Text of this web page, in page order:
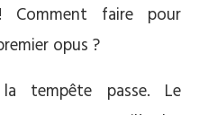
faire pour
opus ?
tempête passe. Le